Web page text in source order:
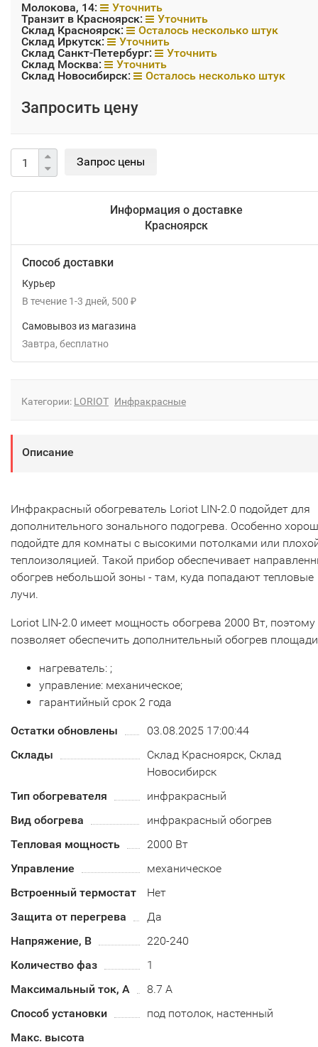
Молокова, 14:
Уточнить
Транзит в Красноярск:
Уточнить
Склад Красноярск:
Осталось несколько штук
Склад Иркутск:
Уточнить
Склад Санкт-Петербург:
Уточнить
Склад Москва:
Уточнить
Склад Новосибирск:
Осталось несколько штук
Запросить цену
Информация о доставке
Красноярск
Способ доставки
Курьер
В течение 1-3 дней 500 ₽
Самовывоз из магазина
Завтра
Бесплатно
Категории: LORIOT Инфракрасные
Описание
Инфракрасный обогреватель Loriot LIN-2.0 подойдет для
дополнительного зонального подогрева. Особенно
подойдте для комнаты с высокими потолками или
теплоизоляцией. Такой прибор обеспечивает
обогрев небольшой зоны - там, куда попадают тепловые
лучи.
Loriot LIN-2.0 имеет мощность обогрева 2000 Вт, поэтому
позволяет обеспечить дополнительный обогрев
нагреватель: ;
управление: механическое;
гарантийный срок 2 года
Остатки обновлены
03.08.2025 17:00:44
Склады
Склад Красноярск, Склад
Новосибирск
Тип обогревателя
инфракрасный
Вид обогрева
инфракрасный обогрев
Тепловая мощность
2000 Вт
Управление
механическое
Встроенный термостат
Нет
Защита от перегрева
Да
Напряжение, В
220-240
Количество фаз
1
Максимальный ток, А
8.7 А
Способ установки
под потолок, настенный
Макс. высота